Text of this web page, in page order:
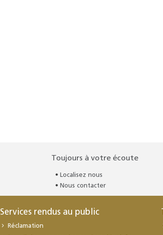
Toujours à votre écoute
Localisez nous
Nous contacter
Services rendus au public
Réclamation